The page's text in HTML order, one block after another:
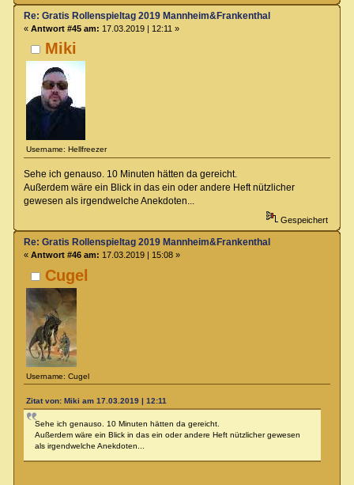
Miki
Username: Hellfreezer
Re: Gratis Rollenspieltag 2019 Mannheim&Frankenthal
« Antwort #45 am: 17.03.2019 | 12:11 »
Sehe ich genauso. 10 Minuten hätten da gereicht.
Außerdem wäre ein Blick in das ein oder andere Heft nützlicher
gewesen als irgendwelche Anekdoten...
Gespeichert
Cugel
Username: Cugel
Re: Gratis Rollenspieltag 2019 Mannheim&Frankenthal
« Antwort #46 am: 17.03.2019 | 15:08 »
Zitat von: Miki am 17.03.2019 | 12:11
Sehe ich genauso. 10 Minuten hätten da gereicht.
Außerdem wäre ein Blick in das ein oder andere Heft nützlicher gewesen
als irgendwelche Anekdoten...